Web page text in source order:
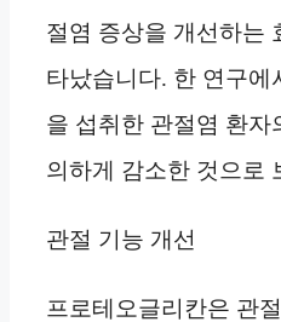
절염 증상을 개선하는
타났습니다. 한 연구
을 섭취한 관절염 환자
의하게 감소한 것으로
관절 기능 개선
프로테오글리칸은 관